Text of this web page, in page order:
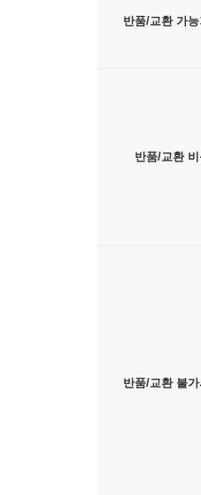
반품/교환 가
반품/교환
반품/교환 불